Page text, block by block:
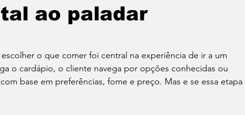
Dia dos Pais
Vinhos Dia do Bacon Dia do Pão de Queijo
ao paladar
o que comer foi central na experiência de ir a um
o cardápio, o cliente navega por opções conhecidas ou
base em preferências, fome e preço. Mas e se essa etapa